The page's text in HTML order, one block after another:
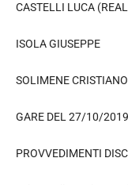
CASTELLI LUCA
ISOLA
SOLIMENE
GARE DEL 27/10/2019
PROVVEDIMENTI